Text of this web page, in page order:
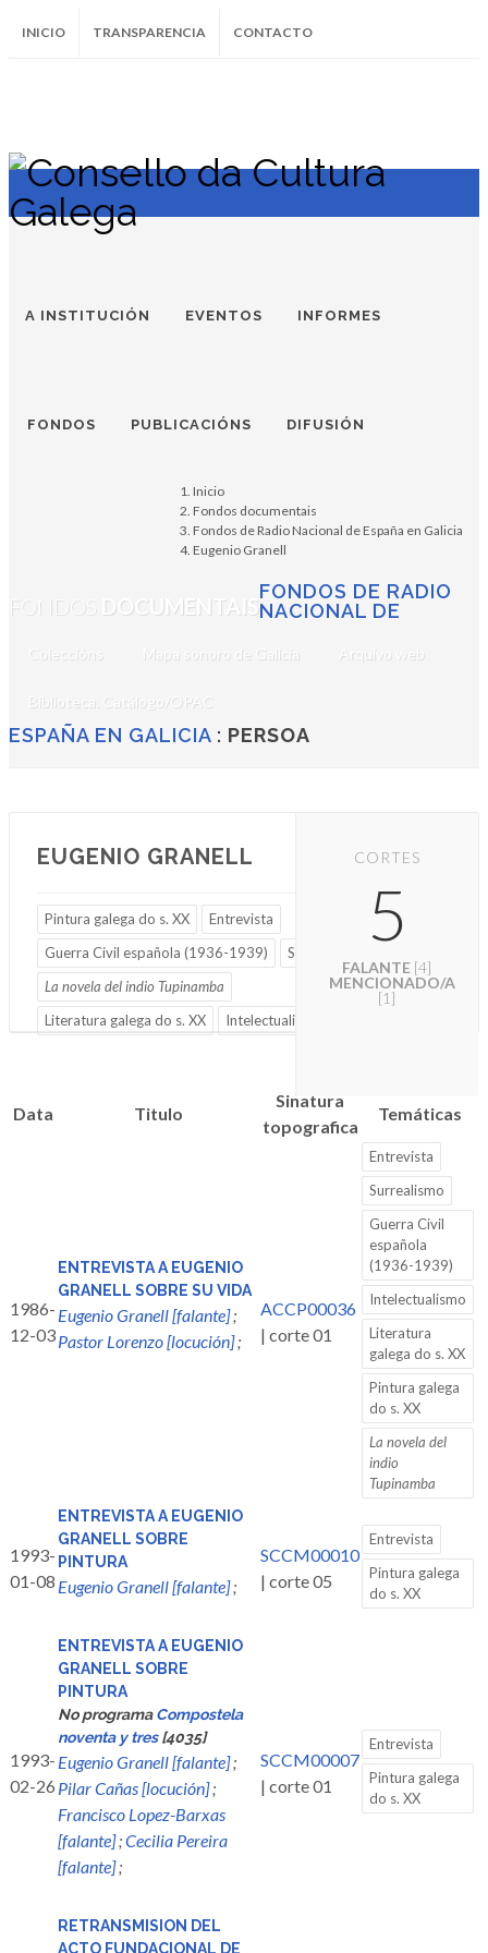
INICIO TRANSPARENCIA CONTACTO
InstagramFacebookTwitter Soundcloud
Youtube
A INSTITUCIÓN EVENTOS INFORMES
FONDOS PUBLICACIÓNS DIFUSIÓN
FONDOS DOCUMENTAIS
Coleccións Mapa sonoro de Galicia Arquivo web
Biblioteca. Catálogo/OPAC
FONDOS DE RADIO
NACIONAL DE
ESPAÑA EN GALICIA : PERSOA
Inicio
Fondos documentais
Fondos de Radio Nacional de España en Galicia
Eugenio Granell
EUGENIO GRANELL
Pintura galega do s. XX
Entrevista
Guerra Civil española (1936-1939)
Surrealismo
La novela del indio Tupinamba
Literatura galega do s. XX
Intelectualismo
CORTES
5
FALANTE [4]
MENCIONADO/A
[1]
Data Titulo
Sinatura
topografica
Temáticas
1986-
12-03
ENTREVISTA A EUGENIO
GRANELL SOBRE SU VIDA
Eugenio Granell [falante];
Pastor Lorenzo [locución];
ACCP00036
| corte 01
Entrevista
Surrealismo
Guerra Civil
española
(1936-1939)
Intelectualismo
Literatura
galega do s. XX
Pintura galega
do s. XX
La novela del
indio
Tupinamba
1993-
01-08
ENTREVISTA A EUGENIO
GRANELL SOBRE
PINTURA
Eugenio Granell [falante];
SCCM00010
| corte 05
Entrevista
Pintura galega
do s. XX
1993-
02-26
ENTREVISTA A EUGENIO
GRANELL SOBRE
PINTURA
No programaCompostela
noventa y tres[4035]
Eugenio Granell [falante];
Pilar Cañas [locución];
Francisco Lopez-Barxas
[falante];Cecilia Pereira
[falante];
SCCM00007
| corte 01
Entrevista
Pintura galega
do s. XX
RETRANSMISION DEL
ACTO FUNDACIONAL DE